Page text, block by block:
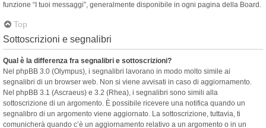
funzione “I tuoi messaggi”, generalmente disponibile in ogni pagina della Board.
Top
Sottoscrizioni e segnalibri
Qual è la differenza fra segnalibri e sottoscrizioni?
Nel phpBB 3.0 (Olympus), i segnalibri lavorano in modo molto simile ai
segnalibri di un browser web. Non si viene avvisati in caso di aggiornamento.
Nel phpBB 3.1 (Ascraeus) e 3.2 (Rhea), i segnalibri sono simili alla
sottoscrizione di un argomento. È possibile ricevere una notifica quando un
segnalibro di un argomento viene aggiornato. La sottoscrizione, tuttavia, ti
comunicherà quando c’è un aggiornamento relativo a un argomento o in un